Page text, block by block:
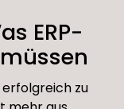
ERP-
zu